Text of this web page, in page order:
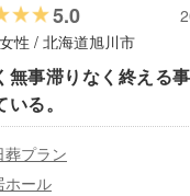
5.0
性 / 北海道旭川市
無事滞りなく終える
る。
葬プラン
ホール